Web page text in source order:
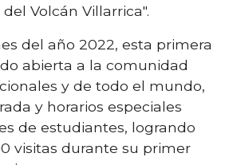
Volcán Villarrica".
del año 2022, esta primera
abierta a la comunidad
y de todo el mundo,
y horarios especiales
de estudiantes, logrando
visitas durante su primer